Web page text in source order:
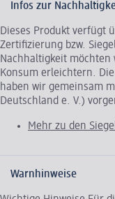
Infos zur
Dieses Produkt verfügt
Zertifizierung bzw.
Nachhaltigkeit möchten
Konsum erleichtern.
haben wir gemeinsam
Deutschland e. V.)
Mehr zu den
Warnhinweise